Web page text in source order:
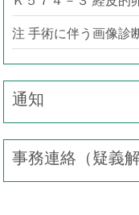
注 手術に伴う画像診
通知
事務連絡（疑義解